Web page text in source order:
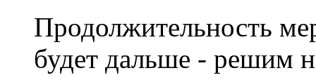
Продолжительность
будет дальше - решим